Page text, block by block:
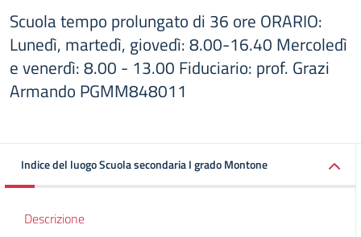
Scuola tempo prolungato di 36 ore ORARIO:
Lunedì, martedì, giovedì: 8.00-16.40 Mercoledì
e venerdì: 8.00 - 13.00 Fiduciario: prof. Grazi
Armando PGMM848011
Indice del luogo Scuola secondaria I grado Montone
Descrizione